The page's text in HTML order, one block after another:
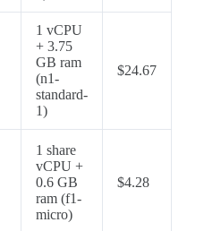
1 vCPU
+ 3.75
GB ram
(n1-
standard-
1)
$24.67
1 share
vCPU +
0.6 GB
ram (f1-
micro)
$4.28